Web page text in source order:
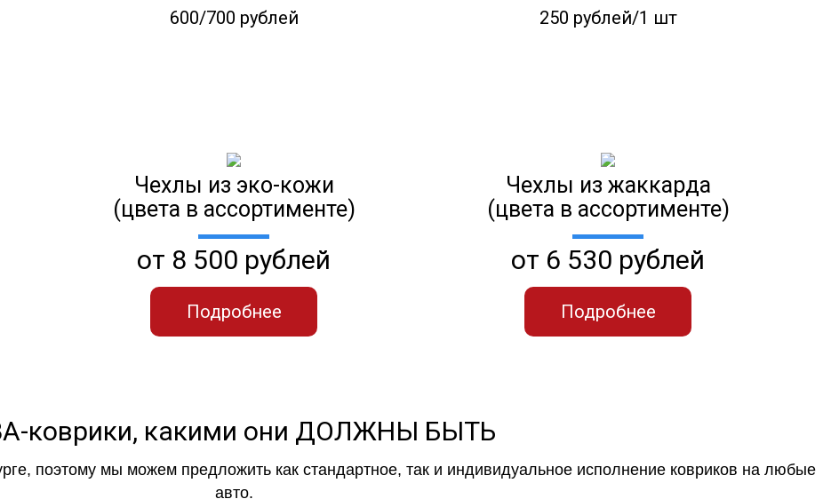
600/700 рублей 250 рублей/1 шт
Чехлы из эко-кожи
(цвета в ассортименте)
от 8 500 рублей
Подробнее
Чехлы из жаккарда
(цвета в ассортименте)
от 6 530 рублей
Подробнее
коврики, какими они ДОЛЖНЫ БЫТЬ
поэтому мы можем предложить как стандартное, так и индивидуальное исполнение ковриков на любые
авто.